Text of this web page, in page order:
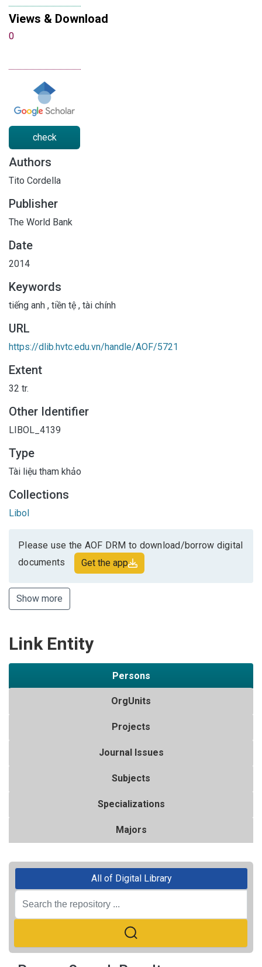
Views & Download
0
check
Authors
Tito Cordella
Publisher
The World Bank
Date
2014
Keywords
tiếng anh , tiền tệ , tài chính
URL
https://dlib.hvtc.edu.vn/handle/AOF/5721
Extent
32 tr.
Other Identifier
LIBOL_4139
Type
Tài liệu tham khảo
Collections
Libol
Please use the AOF DRM to download/borrow digital
documents
Get the app
Show more
Link Entity
Persons
OrgUnits
Projects
Journal Issues
Subjects
Specializations
Majors
All of Digital Library